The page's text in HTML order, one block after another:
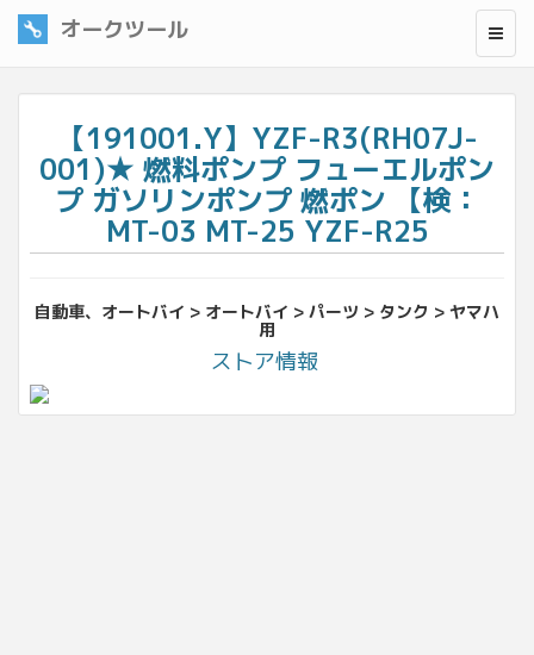
オークツール
【191001.Y】YZF-R3(RH07J-
001)★ 燃料ポンプ フューエルポン
プ ガソリンポンプ 燃ポン 【検：
MT-03 MT-25 YZF-R25
自動車、オートバイ > オートバイ > パーツ > タンク > ヤマハ
用
ストア情報